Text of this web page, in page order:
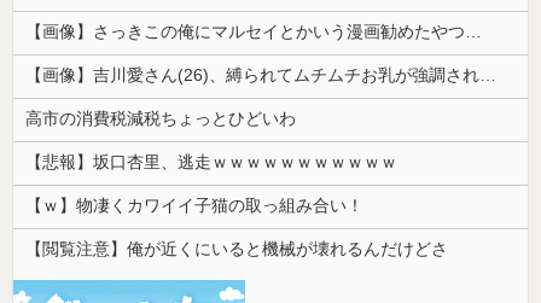
【画像】さっきこの俺にマルセイとかいう漫画勧めたやつ出てこいや！ｗｗｗｗｗ
【画像】吉川愛さん(26)、縛られてムチムチお乳が強調されてしまう
高市の消費税減税ちょっとひどいわ
【悲報】坂口杏里、逃走ｗｗｗｗｗｗｗｗｗｗｗ
【ｗ】物凄くカワイイ子猫の取っ組み合い！
【閲覧注意】俺が近くにいると機械が壊れるんだけどさ